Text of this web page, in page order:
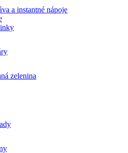
a instantné nápoje
zelenina